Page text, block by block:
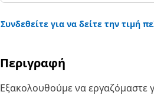
Συνδεθείτε για να δείτε την τιμή
Περιγραφή
Εξακολουθούμε να εργαζόμαστε